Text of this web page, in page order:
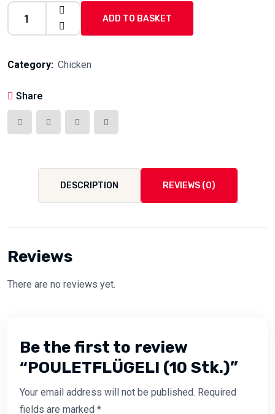
ADD TO BASKET
Category: Chicken
Share
DESCRIPTION REVIEWS (0)
Reviews
There are no reviews yet.
Be the first to review
“POULETFLÜGELI (10 Stk.)”
Your email address will not be published. Required
fields are marked *